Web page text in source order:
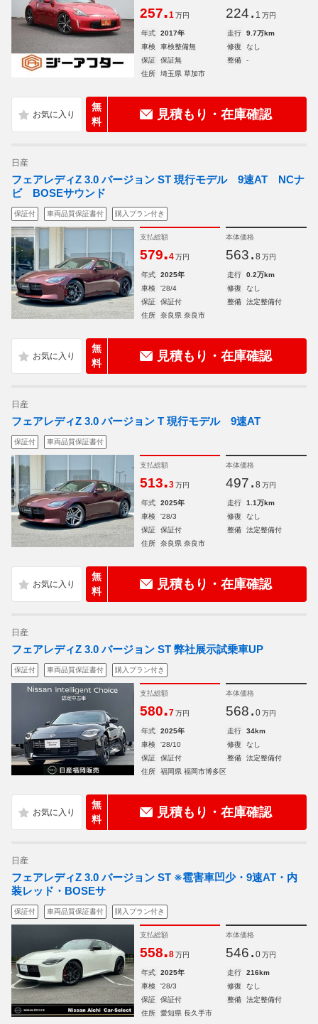
257.1 万円 224. 1 万円
年式 2017年 走行
9.7万km
車検
車検整備無 修復
なし
保証
保証無 整備
-
住所
埼玉県 草加市
無
料
見積もり・在庫確認
日産
フェアレディZ 3.0 バージョン ST 現行モデル 9速AT NCナ
ビ BOSEサウンド
保証付 車両品質保証書付 購入プラン付き
支払総額
579.4 万円
本体価格
563. 8 万円
年式 2025年 走行
0.2万km
車検
'28/4 修復
なし
保証
保証付 整備
法定整備付
住所
奈良県 奈良市
無
料
見積もり・在庫確認
日産
フェアレディZ 3.0 バージョン T 現行モデル 9速AT
保証付 車両品質保証書付
支払総額
513.3 万円
本体価格
497. 8 万円
年式 2025年 走行
1.1万km
車検
'28/3 修復
なし
保証
保証付 整備
法定整備付
住所
奈良県 奈良市
無
料
見積もり・在庫確認
日産
フェアレディZ 3.0 バージョン ST 弊社展示試乗車UP
保証付 車両品質保証書付 購入プラン付き
支払総額
580.7 万円
本体価格
568. 0 万円
年式 2025年 走行
34km
車検
'28/10 修復
なし
保証
保証付 整備
法定整備付
住所
福岡県 福岡市博多区
無
料
見積もり・在庫確認
日産
フェアレディZ 3.0 バージョン ST ※雹害車凹少・9速AT・内
装レッド・BOSEサ
保証付 車両品質保証書付 購入プラン付き
支払総額
558.8 万円
本体価格
546. 0 万円
年式 2025年 走行
216km
車検
'28/3 修復
なし
保証
保証付 整備
法定整備付
住所
愛知県 長久手市